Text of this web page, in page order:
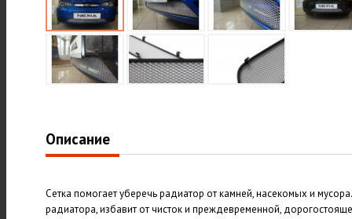
Описание
Сетка помогает уберечь радиатор от камней, насекомых и
радиатора, избавит от чисток и преждевременной,